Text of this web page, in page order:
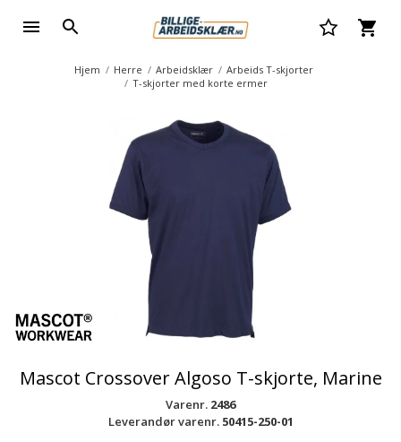
Hjem Herre Arbeidsklær
Arbeids T-skjorter
T-skjorter med korte ermer
Mascot Crossover Algoso T-skjorte, Marine
Varenr. 2486
Leverandør varenr. 50415-250-01